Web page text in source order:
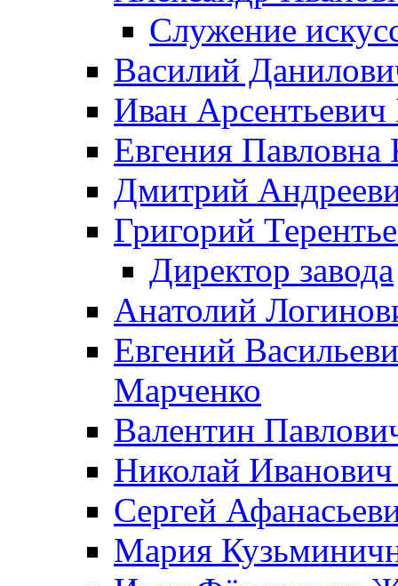
Служение
Василий
Иван
Евгения Павловна
Дмитрий
Григорий
Директор завода
Анатолий
Евгений
Марченко
Валентин
Николай Иванович
Сергей
Мария